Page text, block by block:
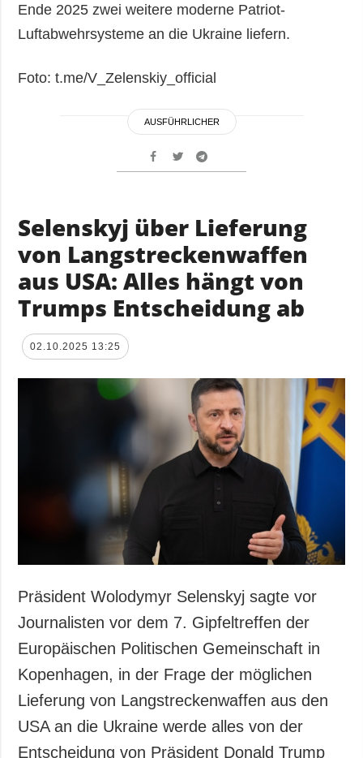
Ende 2025 zwei weitere moderne Patriot-
Luftabwehrsysteme an die Ukraine liefern.
Foto: t.me/V_Zelenskiy_official
AUSFÜHRLICHER
Selenskyj über Lieferung
von Langstreckenwaffen
aus USA: Alles hängt von
Trumps Entscheidung ab
02.10.2025 13:25
Präsident Wolodymyr Selenskyj sagte vor
Journalisten vor dem 7. Gipfeltreffen der
Europäischen Politischen Gemeinschaft in
Kopenhagen, in der Frage der möglichen
Lieferung von Langstreckenwaffen aus den
USA an die Ukraine werde alles von der
Entscheidung von Präsident Donald Trump